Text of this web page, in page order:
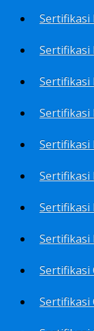
Sertifikasi
Sertifikasi
Sertifikasi
Sertifikasi
Sertifikasi
Sertifikasi